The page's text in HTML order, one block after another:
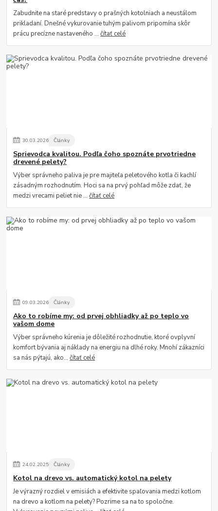
Zabudnite na staré predstavy o prašných kotolniach a neustálom
prikladaní. Dnešné vykurovanie tuhým palivom pripomína skôr
prácu precízne nastaveného ...čítať celé
30.03.2026 Články
Sprievodca kvalitou. Podľa čoho spoznáte prvotriedne
drevené pelety?
Výber správneho paliva je pre majiteľa peletového kotla či kachlí
zásadným rozhodnutím. Hoci sa na prvý pohľad môže zdať, že
medzi vrecami peliet nie ...čítať celé
09.03.2026 Články
Ako to robíme my: od prvej obhliadky až po teplo vo
vašom dome
Výber správneho kúrenia je dôležité rozhodnutie, ktoré ovplyvní
komfort bývania aj náklady na energiu na dlhé roky. Mnohí zákazníci
sa nás pýtajú, ako...čítať celé
24.02.2025 Články
Kotol na drevo vs. automatický kotol na pelety
Je výrazný rozdiel v emisiách a efektivite spaľovania medzi kotlom
na drevo a kotlom na pelety? Pozrime sa na to spoločne.